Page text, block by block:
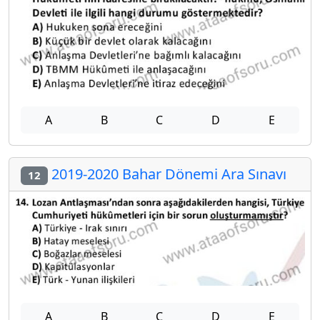
A B C D E
12 2019-2020 Bahar Dönemi Ara Sınavı
A B C D E